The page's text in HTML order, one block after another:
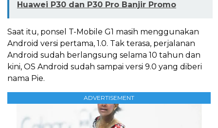
Huawei P30 dan P30 Pro Banjir Promo
Saat itu, ponsel T-Mobile G1 masih menggunakan
Android versi pertama, 1.0. Tak terasa, perjalanan
Android sudah berlangsung selama 10 tahun dan
kini, OS Android sudah sampai versi 9.0 yang diberi
nama Pie.
ADVERTISEMENT